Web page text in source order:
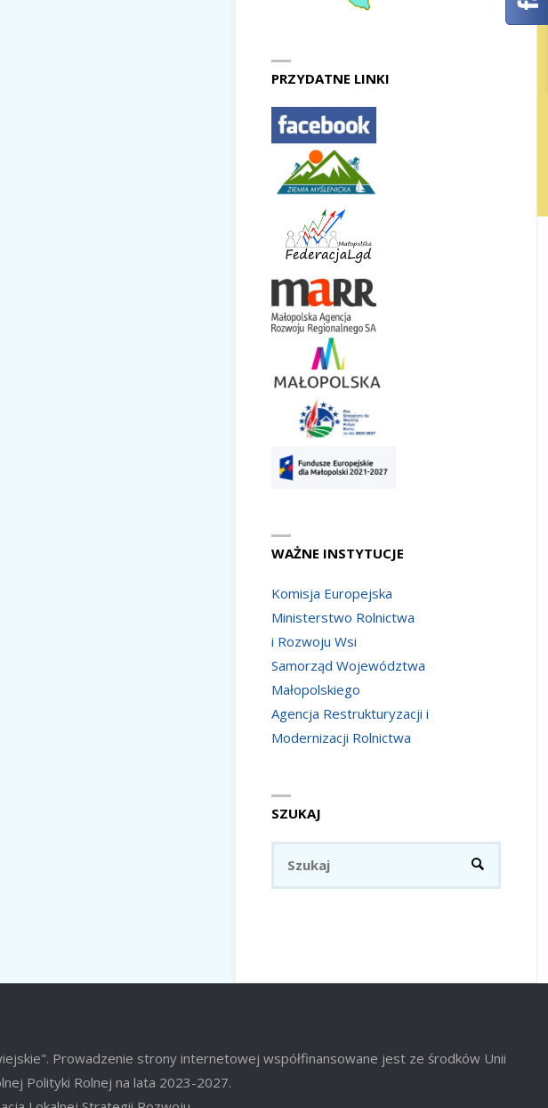
PRZYDATNE LINKI
WAŻNE INSTYTUCJE
Komisja Europejska
Ministerstwo Rolnictwa
i Rozwoju Wsi
Samorząd Województwa
Małopolskiego
Agencja Restrukturyzacji i
Modernizacji Rolnictwa
SZUKAJ
SZUKAJ
Prowadzenie strony internetowej współfinansowane jest ze środków Unii
Polityki Rolnej na lata 2023-2027.